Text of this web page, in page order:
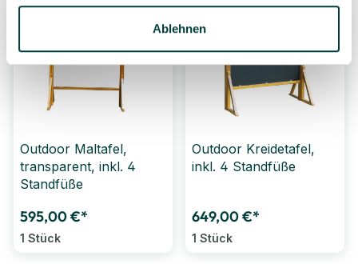
Ablehnen
Outdoor Maltafel,
transparent, inkl. 4
Standfüße
595,00 €*
1 Stück
Outdoor Kreidetafel,
inkl. 4 Standfüße
649,00 €*
1 Stück